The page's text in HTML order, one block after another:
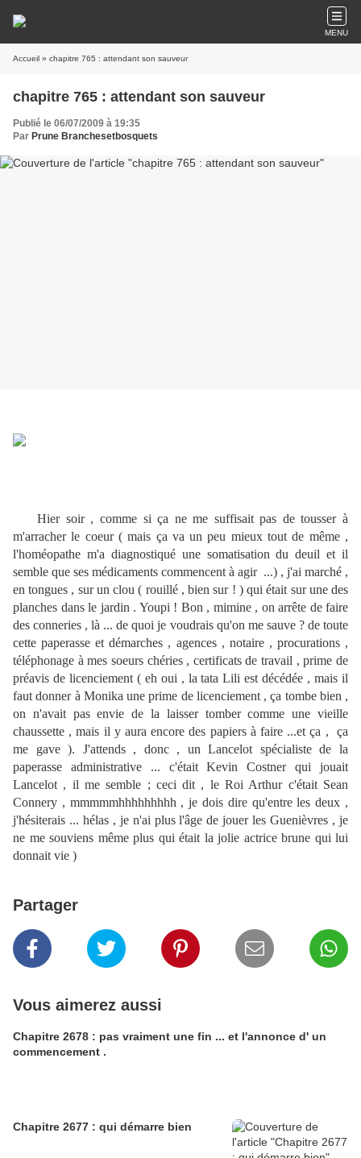
MENU
Accueil » chapitre 765 : attendant son sauveur
chapitre 765 : attendant son sauveur
Publié le 06/07/2009 à 19:35
Par Prune Branchesetbosquets
Hier soir , comme si ça ne me suffisait pas de tousser à
m'arracher le coeur ( mais ça va un peu mieux tout de même ,
l'homéopathe m'a diagnostiqué une somatisation du deuil et il
semble que ses médicaments commencent à agir ...) , j'ai marché ,
en tongues , sur un clou ( rouillé , bien sur ! ) qui était sur une des
planches dans le jardin . Youpi ! Bon , mimine , on arrête de faire
des conneries , là ... de quoi je voudrais qu'on me sauve ? de toute
cette paperasse et démarches , agences , notaire , procurations ,
téléphonage à mes soeurs chéries , certificats de travail , prime de
préavis de licenciement ( eh oui , la tata Lili est décédée , mais il
faut donner à Monika une prime de licenciement , ça tombe bien ,
on n'avait pas envie de la laisser tomber comme une vieille
chaussette , mais il y aura encore des papiers à faire ...et ça , ça
me gave ). J'attends , donc , un Lancelot spécialiste de la
paperasse administrative ... c'était Kevin Costner qui jouait
Lancelot , il me semble ; ceci dit , le Roi Arthur c'était Sean
Connery , mmmmmhhhhhhhhh , je dois dire qu'entre les deux ,
j'hésiterais ... hélas , je n'ai plus l'âge de jouer les Guenièvres , je
ne me souviens même plus qui était la jolie actrice brune qui lui
donnait vie )
Partager
Vous aimerez aussi
Chapitre 2678 : pas vraiment une fin ... et l'annonce d' un
commencement .
Chapitre 2677 : qui démarre bien